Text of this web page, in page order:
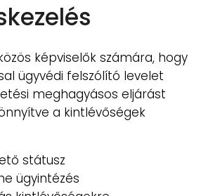
képviselők számára, hogy
ügyvédi felszólító levelet
meghagyásos eljárást
a kintlévőségek
státusz
ügyintézés